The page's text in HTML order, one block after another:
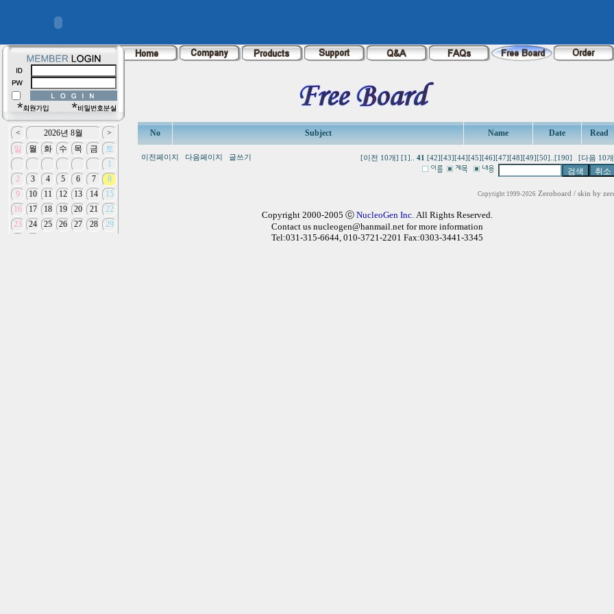
No Subject Name Date Read
이전페이지 다음페이지 글쓰기 [이전 10개] [1] 41 [42] [43] [44] [45] [46] [47] [48] [49] [50] [190] [다음 10
Copyright 1999-2026 Zeroboard / skin by
Copyright 2000-2005 ⓒ NucleoGen Inc. All Rights Reserved.
Contact us nucleogen@hanmail.netfor more information
Tel:031-315-6644, 010-3721-2201 Fax:0303-3441-3345